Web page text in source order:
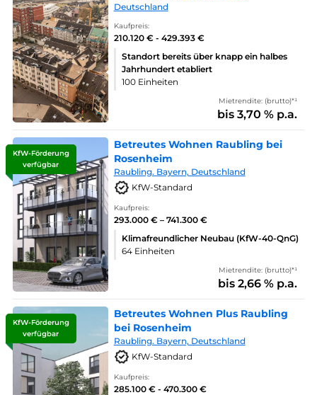
Deutschland
Kaufpreis:
210.120 € - 429.393 €
Standort bereits über knapp ein halbes
Jahrhundert etabliert
100 Einheiten
Mietrendite: (brutto)*¹
bis 3,70 % p.a.
KfW-Förderung
verfügbar
Betreutes Wohnen Raubling bei
Rosenheim
Raubling. Bayern, Deutschland
KfW-Standard
Kaufpreis:
293.000 € – 741.300 €
Klimafreundlicher Neubau (KfW-40-QnG)
64 Einheiten
Mietrendite: (brutto)*¹
bis 2,66 % p.a.
KfW-Förderung
verfügbar
Betreutes Wohnen Plus Raubling
bei Rosenheim
Raubling. Bayern, Deutschland
KfW-Standard
Kaufpreis:
285.100 € - 470.300 €